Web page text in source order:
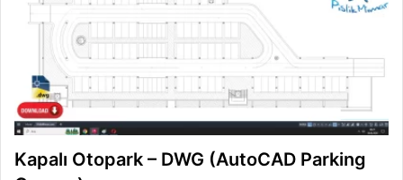
Kapalı Otopark – DWG (AutoCAD Parking